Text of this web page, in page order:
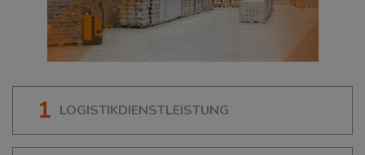
1 LOGISTIKDIENSTLEISTUNG